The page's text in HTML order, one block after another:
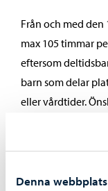
Denna
Från och med
max 105 timmar
eftersom
barn som delar
eller vårdtider.
diskuteras med